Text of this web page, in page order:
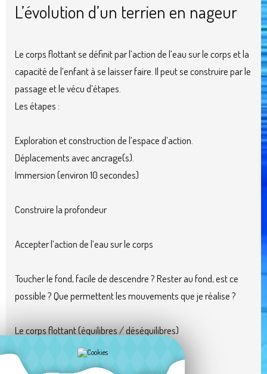
L’évolution d’un terrien en nageur
Le corps flottant se définit par l’action de l’eau sur le corps et la
capacité de l’enfant à se laisser faire. Il peut se construire par le
passage et le vécu d’étapes.
Les étapes :
Exploration et construction de l’espace d’action.
Déplacements avec ancrage(s).
Immersion (environ 10 secondes)
Construire la profondeur
Accepter l’action de l’eau sur le corps
Toucher le fond, facile de descendre ? Rester au fond, est ce
possible ? Que permettent les mouvements que je réalise ?
Le corps flottant (équilibres / déséquilibres)
Sauter